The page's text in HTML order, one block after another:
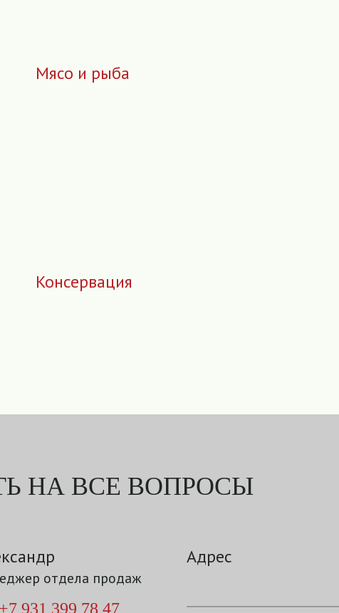
Мясо и рыба
Консервация
НА ВСЕ ВОПРОСЫ
отдела продаж
+7 931 399 78 47
Адрес